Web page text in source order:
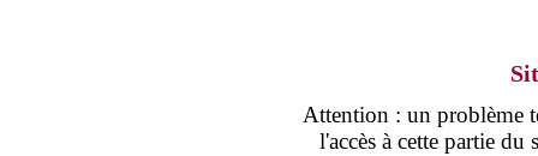
Attention : un problème
l'accès à cette partie